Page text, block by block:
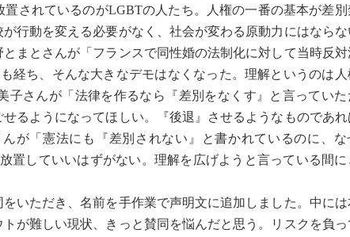
されているのがLGBTの人たち。人権の一番の基本が差別
行動を変える必要がなく、社会が変わる原動力にはならな
まとさんが「フランスで同性婚の法制化に対して当時反
経ち、そんな大きなデモはなくなった。理解というのは人
さんが「法律を作るなら『差別をなくす』と言っていた
るようになってほしい。『後退』させるようなものであれ
が「憲法にも『差別されない』と書かれているのに、な
置していいはずがない。理解を広げようと言っている間に
いただき、名前を手作業で声明文に追加しました。中には
が難しい現状、きっと賛同を悩んだと思う。リスクを負